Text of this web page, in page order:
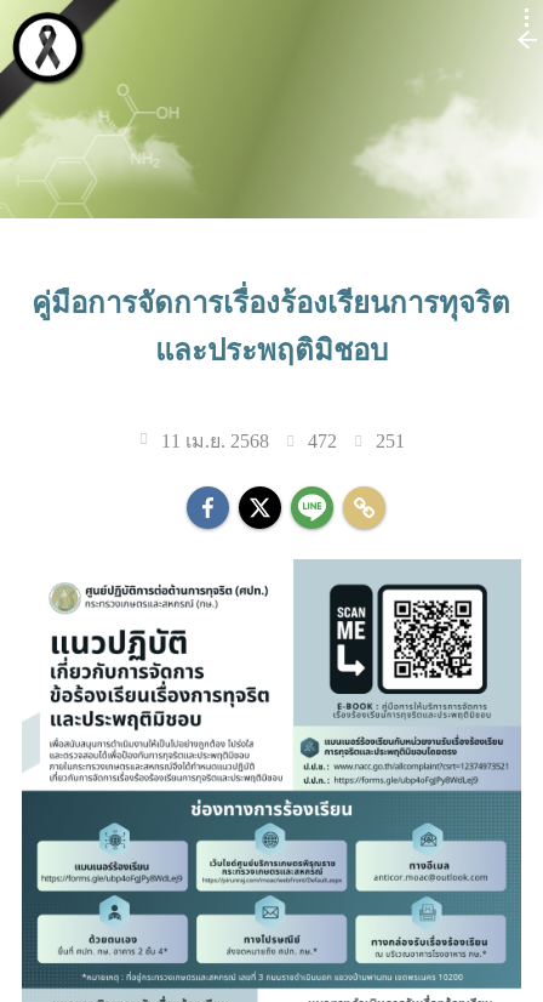
คู่มือการจัดการเรื่องร้องเรียนการทุจริต
และประพฤติมิชอบ
11 เม.ย. 2568 472 251